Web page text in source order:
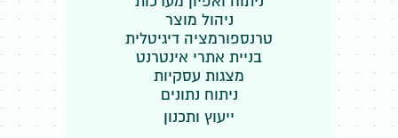
ניהול מוצר
טרנספורמציה דיגיטלית
בניית אתרי אינטרנט
מצגות עסקיות
ניתוח נתונים
ייעוץ ותכנון